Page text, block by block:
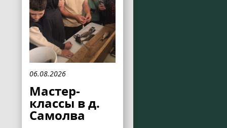
06.08.2026
Мастер-
классы в д.
Самолва